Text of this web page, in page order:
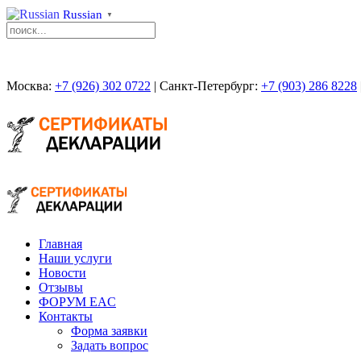
Russian ▼
Москва: +7 (926) 302 0722 | Санкт-Петербург: +7 (903) 286 8228
Главная
Наши услуги
Новости
Отзывы
ФОРУМ EAC
Контакты
Форма заявки
Задать вопрос